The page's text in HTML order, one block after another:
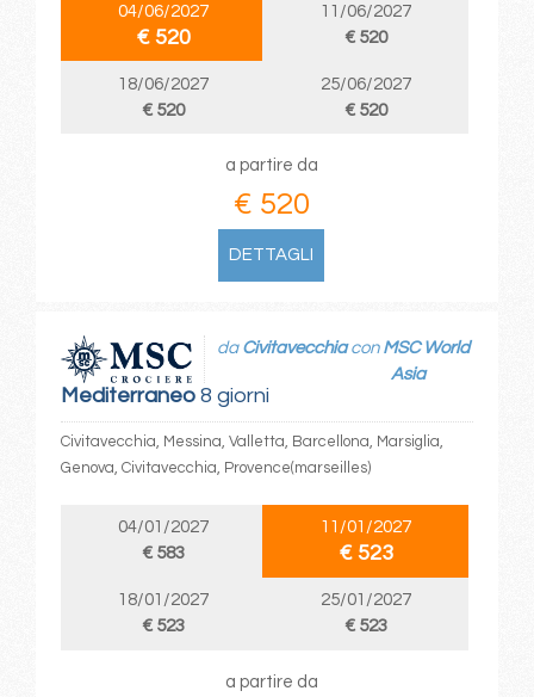
04/06/2027
€ 520
11/06/2027
€ 520
18/06/2027
€ 520
25/06/2027
€ 520
a partire da
€ 520
DETTAGLI
Mediterraneo8 giorni
da Civitavecchiacon MSC World
Asia
Civitavecchia, Messina, Valletta, Barcellona, Marsiglia,
Genova, Civitavecchia, Provence(marseilles)
04/01/2027
€ 583
11/01/2027
€ 523
18/01/2027
€ 523
25/01/2027
€ 523
a partire da